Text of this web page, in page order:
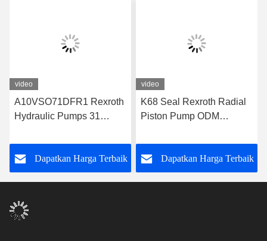
video
A10VSO71DFR1 Rexroth
Hydraulic Pumps 31
Pump
Dapatkan Harga Terbaik
video
K68 Seal Rexroth Radial
Piston Pump ODM
VPA42K01
Dapatkan Harga Terbaik